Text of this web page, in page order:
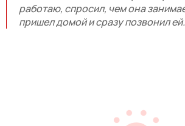
работаю, спросил, чем она
пришел домой и сразу позвонил ей.